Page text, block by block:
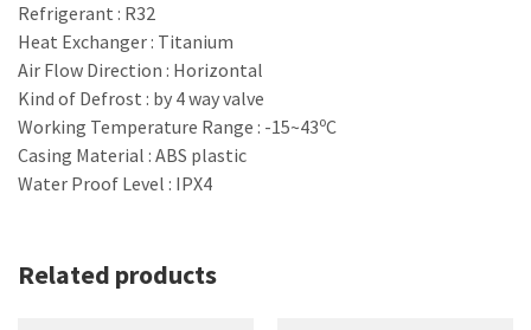
Refrigerant : R32
Heat Exchanger : Titanium
Air Flow Direction : Horizontal
Kind of Defrost : by 4 way valve
Working Temperature Range : -15~43oC
Casing Material : ABS plastic
Water Proof Level : IPX4
Related products